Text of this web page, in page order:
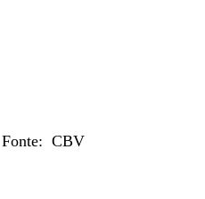
Fonte: CBV